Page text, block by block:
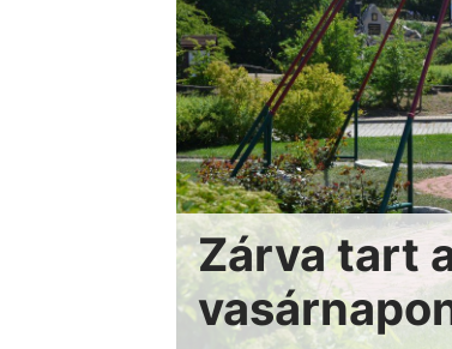
Zárva tart